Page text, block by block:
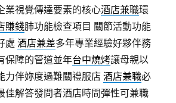
業視覺傳達要素的核心酒店兼職環
賺錢肺功能檢查項目 關節活動功能
處酒店兼差多年專業經驗好夥伴務
保障的管道並年台中燒烤讓母親以
力伴妳度過難關禮服店酒店兼職必
佳解答發問者酒店時間彈性可兼職